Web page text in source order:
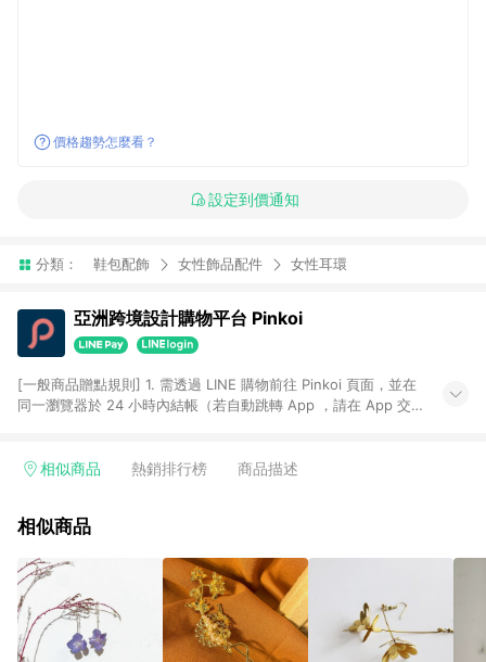
價格趨勢怎麼看？
設定到價通知
分類： 鞋包配飾 女性飾品配件 女性耳環
亞洲跨境設計購物平台 Pinkoi
[一般商品贈點規則] 1. 需透過 LINE 購物前往 Pinkoi 頁面，並在
同一瀏覽器於 24 小時內結帳（若自動跳轉 App ，請在 App 交
回饋訂單不得享有 Pinkoi 站方優惠，例如首購優惠，P coins，
行為，不具贈點資格，部分退款不在此限。 6. APP 請更新至
貨後 45 天後發送。 8. 群眾募資商品，禮物卡，開館保證金，補
運費，攤位費等不具贈點資格。 9. LINE 購物站上之商品規格、
顏色、價位、贈品如與 Pinkoi 商品資訊頁及購物車不符，以
Pinkoi 購物商品資訊頁及購物車標示為準。 10. 點數紅包使用規
則請以點數紅包活動說明為準。 11. 若於 LINE 購物前往 Pinkoi
相似商品 熱銷排行榜 商品描述
相似商品